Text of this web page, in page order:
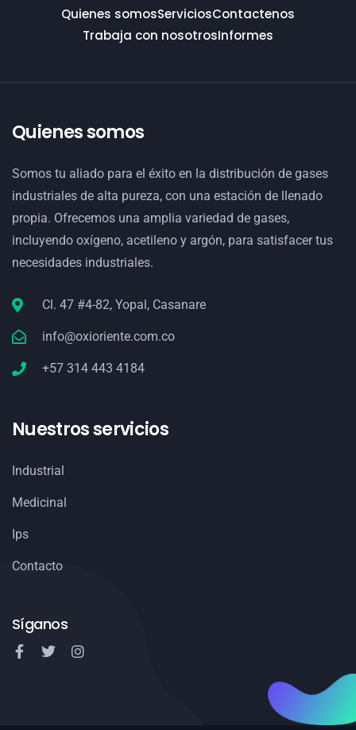
Quienes somosServiciosContactenos
Trabaja con nosotrosInformes
Quienes somos
Somos tu aliado para el éxito en la distribución de gases
industriales de alta pureza, con una estación de llenado
propia. Ofrecemos una amplia variedad de gases,
incluyendo oxígeno, acetileno y argón, para satisfacer tus
necesidades industriales.
Cl. 47 #4-82, Yopal, Casanare
info@oxioriente.com.co
+57 314 443 4184
Nuestros servicios
Industrial
Medicinal
Ips
Contacto
Síganos